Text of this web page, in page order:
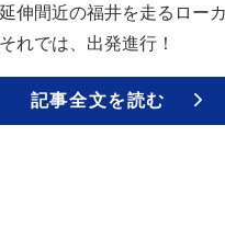
伸間近の福井を走るロー
れでは、出発進行！
記事全文を読む